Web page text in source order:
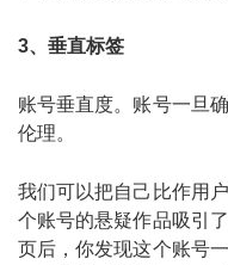
3、垂直标签
账号垂直度。账号一旦
伦理。
我们可以把自己比作用
个账号的悬疑作品吸引
页后，你发现这个账号